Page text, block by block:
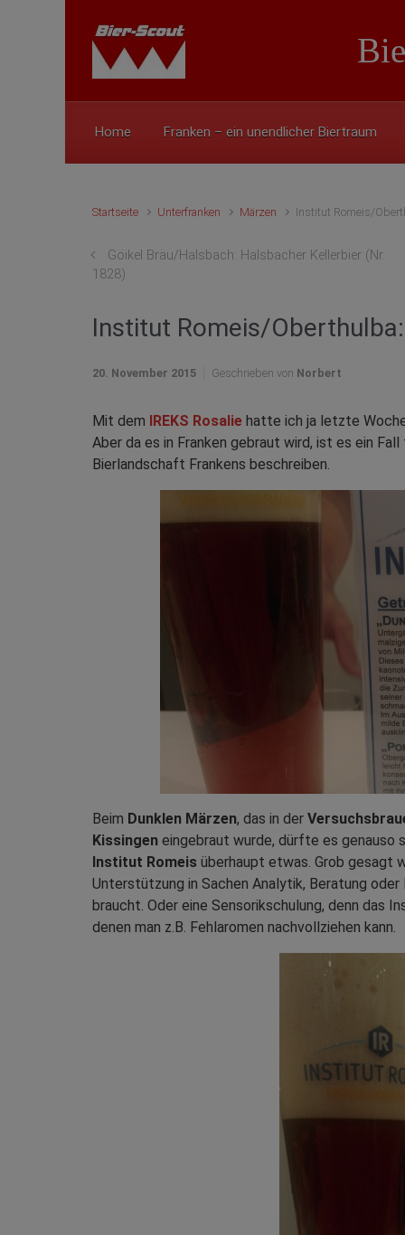
Zum Hauptinhalt springen
Home Franken – ein unendlicher Biertraum
Startseite Unterfranken Märzen Institut Romeis/
Göikel Bräu/Halsbach: Halsbacher Kellerbier (Nr.
1828)
Institut Romeis/
20. November 2015 Geschrieben von Norbert
Mit dem IREKS Rosalie hatte ich ja letzte
Aber da es in Franken gebraut wird, ist es ein
Bierlandschaft Frankens beschreiben.
Beim Dunklen Märzen, das in der
Kissingen eingebraut wurde, dürfte es genauso
Institut Romeis überhaupt etwas. Grob gesagt
Unterstützung in Sachen Analytik, Beratung
braucht. Oder eine Sensorikschulung, denn
denen man z.B. Fehlaromen nachvollziehen kann.